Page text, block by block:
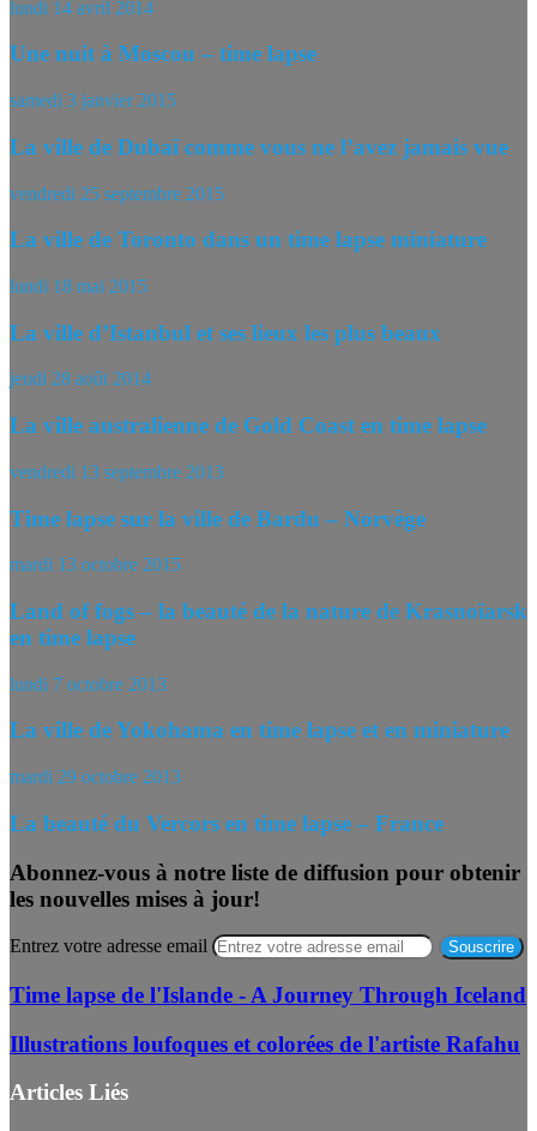
lundi 14 avril 2014
Une nuit à Moscou – time lapse
samedi 3 janvier 2015
La ville de Dubaï comme vous ne l’avez jamais vue
vendredi 25 septembre 2015
La ville de Toronto dans un time lapse miniature
lundi 18 mai 2015
La ville d’Istanbul et ses lieux les plus beaux
jeudi 28 août 2014
La ville australienne de Gold Coast en time lapse
vendredi 13 septembre 2013
Time lapse sur la ville de Bardu – Norvège
mardi 13 octobre 2015
Land of fogs – la beauté de la nature de Krasnoïarsk
en time lapse
lundi 7 octobre 2013
La ville de Yokohama en time lapse et en miniature
mardi 29 octobre 2013
La beauté du Vercors en time lapse – France
Abonnez-vous à notre liste de diffusion pour obtenir
les nouvelles mises à jour!
Entrez votre adresse email
Time lapse de l'Islande - A Journey Through Iceland
Illustrations loufoques et colorées de l'artiste Rafahu
Articles Liés